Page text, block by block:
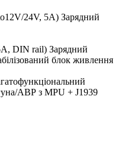
24V, 5A) Зарядний
DIN rail) Зарядний
блок живлення
АВР з MPU + J1939